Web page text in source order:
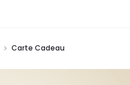
Carte Cadeau